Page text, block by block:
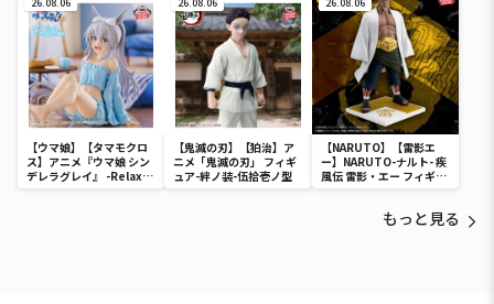
26.08.06
【ウマ娘】【タマモクロ
ス】アニメ『ウマ娘 シン
デレラグレイ』 -Relax
time-タマモクロス
26.08.06
【鬼滅の刃】【狛治】ア
ニメ「鬼滅の刃」 フィギ
ュア-絆ノ装-伍拾壱ノ型
26.08.06
【NARUTO】【雷影エ
ー】NARUTO-ナルト- 疾
風伝 雷影・エー フィギュ
ア～五影集結…!!～
もっと見る